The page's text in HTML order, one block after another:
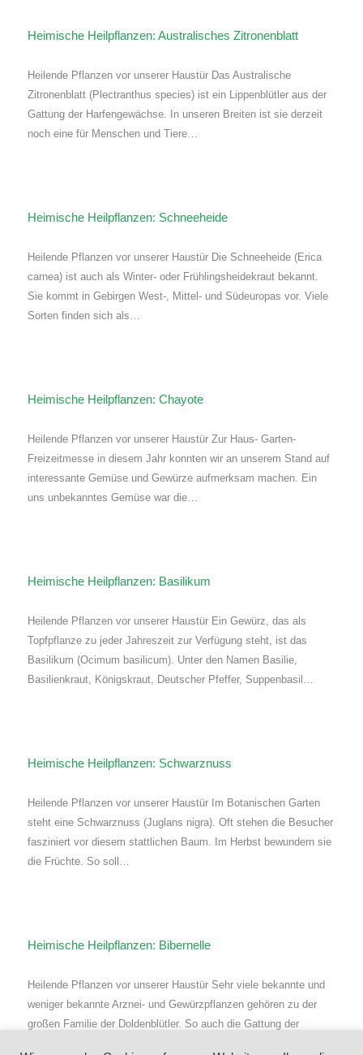
Heimische Heilpflanzen: Australisches Zitronenblatt
Heilende Pflanzen vor unserer Haustür Das Australische
Zitronenblatt (Plectranthus species) ist ein Lippenblütler aus der
Gattung der Harfengewächse. In unseren Breiten ist sie derzeit
noch eine für Menschen und Tiere…
Heimische Heilpflanzen: Schneeheide
Heilende Pflanzen vor unserer Haustür Die Schneeheide (Erica
carnea) ist auch als Winter- oder Frühlingsheidekraut bekannt.
Sie kommt in Gebirgen West-, Mittel- und Südeuropas vor. Viele
Sorten finden sich als…
Heimische Heilpflanzen: Chayote
Heilende Pflanzen vor unserer Haustür Zur Haus- Garten-
Freizeitmesse in diesem Jahr konnten wir an unserem Stand auf
interessante Gemüse und Gewürze aufmerksam machen. Ein
uns unbekanntes Gemüse war die…
Heimische Heilpflanzen: Basilikum
Heilende Pflanzen vor unserer Haustür Ein Gewürz, das als
Topfpflanze zu jeder Jahreszeit zur Verfügung steht, ist das
Basilikum (Ocimum basilicum). Unter den Namen Basilie,
Basilienkraut, Königskraut, Deutscher Pfeffer, Suppenbasil…
Heimische Heilpflanzen: Schwarznuss
Heilende Pflanzen vor unserer Haustür Im Botanischen Garten
steht eine Schwarznuss (Juglans nigra). Oft stehen die Besucher
fasziniert vor diesem stattlichen Baum. Im Herbst bewundern sie
die Früchte. So soll…
Heimische Heilpflanzen: Bibernelle
Heilende Pflanzen vor unserer Haustür Sehr viele bekannte und
weniger bekannte Arznei- und Gewürzpflanzen gehören zu der
großen Familie der Doldenblütler. So auch die Gattung der